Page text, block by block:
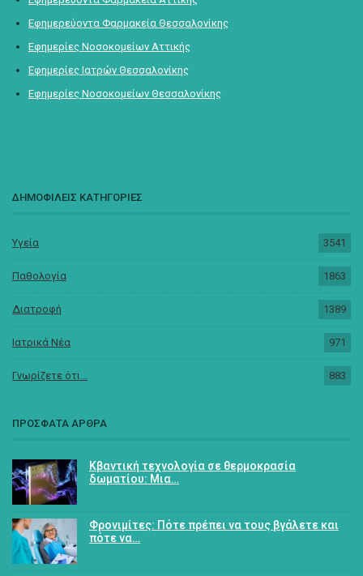
Εφημερεύοντα Φαρμακεία Θεσσαλονίκης
Εφημερίες Νοσοκομείων Αττικής
Εφημερίες Ιατρών Θεσσαλονίκης
Εφημερίες Νοσοκομείων Θεσσαλονίκης
ΔΗΜΟΦΙΛΕΙΣ ΚΑΤΗΓΟΡΙΕΣ
Υγεία 3541
Παθολογία 1863
Διατροφή 1389
Ιατρικά Νέα 971
Γνωρίζετε ότι... 883
ΠΡΟΣΦΑΤΑ ΑΡΘΡΑ
Κβαντική τεχνολογία σε θερμοκρασία
δωματίου: Μια…
Φρονιμίτες: Πότε πρέπει να τους βγάλετε και
πότε να…